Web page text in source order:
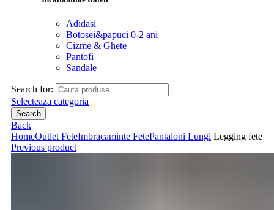
Adidasi
Botosei&papuci 0-2 ani
Cizme & Ghete
Pantofi
Sandale
Search for:
Selecteaza categoria
Search
Back
HomeOutlet FeteImbracaminte FetePantaloni Lungi Legging fete
Previous product